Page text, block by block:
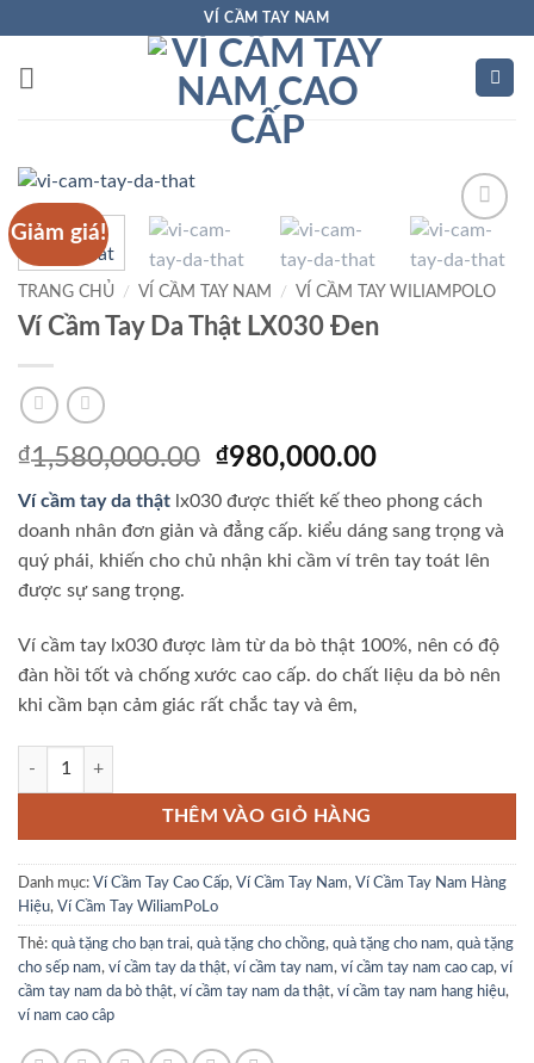
nội
VÍ CẦM TAY NAM
Giảm giá!
Add to
Wishlist
TRANG CHỦ / VÍ CẦM TAY NAM / VÍ CẦM TAY WILIAMPOLO
Ví Cầm Tay Da Thật LX030 Đen
₫1,580,000.00 Giá
là:
₫1,580,000.00.
₫980,000.00Giá
tại
là:
Ví cầm tay da thật lx030 được thiết kế theo phong cách
doanh nhân đơn giản và đẳng cấp. kiểu dáng sang trọng và
quý phái, khiến cho chủ nhận khi cầm ví trên tay toát lên
được sự sang trọng.
Ví cầm tay lx030 được làm từ da bò thật 100%, nên có độ
đàn hồi tốt và chống xước cao cấp. do chất liệu da bò nên
khi cầm bạn cảm giác rất chắc tay và êm,
Ví Cầm Tay Da Thật LX030 Đen số lượng
THÊM VÀO GIỎ HÀNG
Danh mục: Ví Cầm Tay Cao Cấp, Ví Cầm Tay Nam, Ví Cầm Tay Nam Hàng
Hiệu, Ví Cầm Tay WiliamPoLo
Thẻ: quà tặng cho bạn trai, quà tặng cho chồng, quà tặng cho nam, quà tặng
cho sếp nam, ví cầm tay da thật, ví cầm tay nam, ví cầm tay nam cao cap, ví
cầm tay nam da bò thật, ví cầm tay nam da thật, ví cầm tay nam hang hiệu,
ví nam cao câp